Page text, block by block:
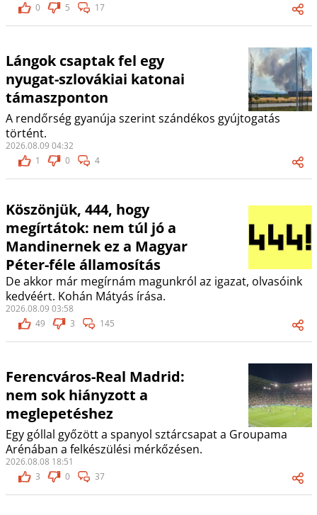
0
5 17
Lángok csaptak fel egy
nyugat-szlovákiai katonai
támaszponton
A rendőrség gyanúja szerint szándékos gyújtogatás
történt.
2026.08.09 04:32
1
0 4
Köszönjük, 444, hogy
megírtátok: nem túl jó a
Mandinernek ez a Magyar
Péter-féle államosítás
De akkor már megírnám magunkról az igazat, olvasóink
kedvéért. Kohán Mátyás írása.
2026.08.09 03:58
49
3 145
Ferencváros-Real Madrid:
nem sok hiányzott a
meglepetéshez
Egy góllal győzött a spanyol sztárcsapat a Groupama
Arénában a felkészülési mérkőzésen.
2026.08.08 18:51
3
0 37